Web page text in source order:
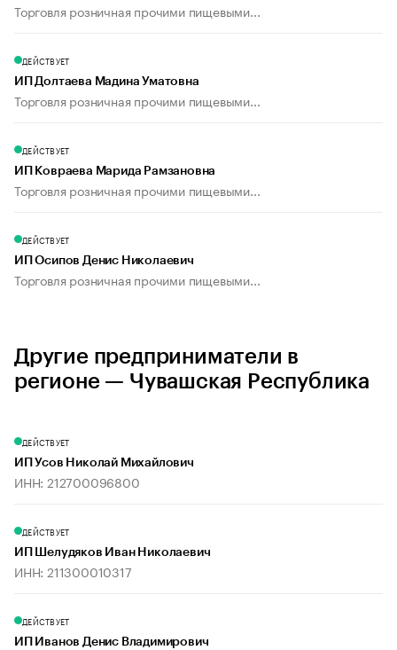
Торговля розничная прочими пищевыми...
ДЕЙСТВУЕТ
ИП Долтаева Мадина Уматовна
Торговля розничная прочими пищевыми...
ДЕЙСТВУЕТ
ИП Ковраева Марида Рамзановна
Торговля розничная прочими пищевыми...
ДЕЙСТВУЕТ
ИП Осипов Денис Николаевич
Торговля розничная прочими пищевыми...
Другие предприниматели в
регионе — Чувашская Республика
ДЕЙСТВУЕТ
ИП Усов Николай Михайлович
ИНН: 212700096800
ДЕЙСТВУЕТ
ИП Шелудяков Иван Николаевич
ИНН: 211300010317
ДЕЙСТВУЕТ
ИП Иванов Денис Владимирович